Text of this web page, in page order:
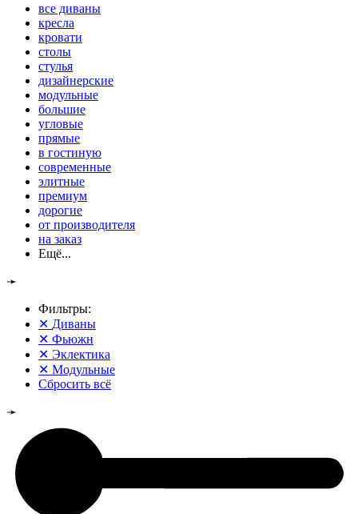
все диваны
кресла
кровати
столы
стулья
дизайнерские
модульные
большие
угловые
прямые
в гостиную
современные
элитные
премиум
дорогие
от производителя
на заказ
Ещё...
➛
Фильтры:
✕ Диваны
✕ Фьюжн
✕ Эклектика
✕ Модульные
Сбросить всё
➛